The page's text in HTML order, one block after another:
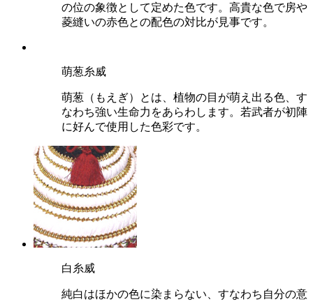
の位の象徴として定めた色です。高貴な色で房や
菱縫いの赤色との配色の対比が見事です。
萌葱糸威
萌葱（もえぎ）とは、植物の目が萌え出る色、す
なわち強い生命力 をあらわします。若武者が初陣
に好んで使用した色彩です。
白糸威
純白はほかの色に染まらない、すなわち 自分の意